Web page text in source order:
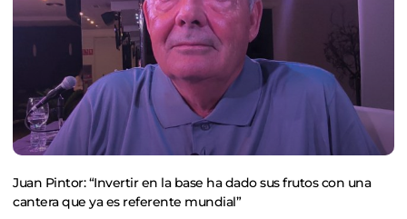
Juan Pintor: “Invertir en la base ha dado sus frutos con una
cantera que ya es referente mundial”